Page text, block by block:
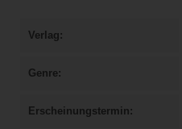
Verlag
Genre
Erscheinungstermin